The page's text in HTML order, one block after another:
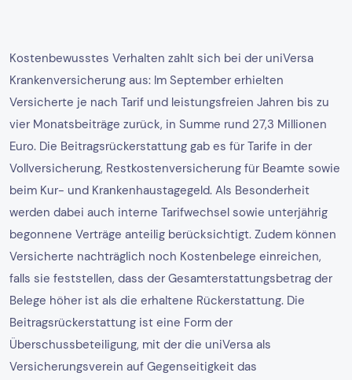
Kostenbewusstes Verhalten zahlt sich bei der uniVersa
Krankenversicherung aus: Im September erhielten
Versicherte je nach Tarif und leistungsfreien Jahren bis zu
vier Monatsbeiträge zurück, in Summe rund 27,3 Millionen
Euro. Die Beitragsrückerstattung gab es für Tarife in der
Vollversicherung, Restkostenversicherung für Beamte sowie
beim Kur- und Krankenhaustagegeld. Als Besonderheit
werden dabei auch interne Tarifwechsel sowie unterjährig
begonnene Verträge anteilig berücksichtigt. Zudem können
Versicherte nachträglich noch Kostenbelege einreichen,
falls sie feststellen, dass der Gesamterstattungsbetrag der
Belege höher ist als die erhaltene Rückerstattung. Die
Beitragsrückerstattung ist eine Form der
Überschussbeteiligung, mit der die uniVersa als
Versicherungsverein auf Gegenseitigkeit das